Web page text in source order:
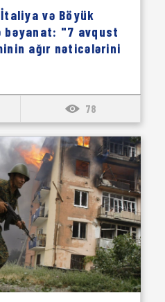
və Böyük
bəyanat: "7 avqust
ağır nəticələrini
78